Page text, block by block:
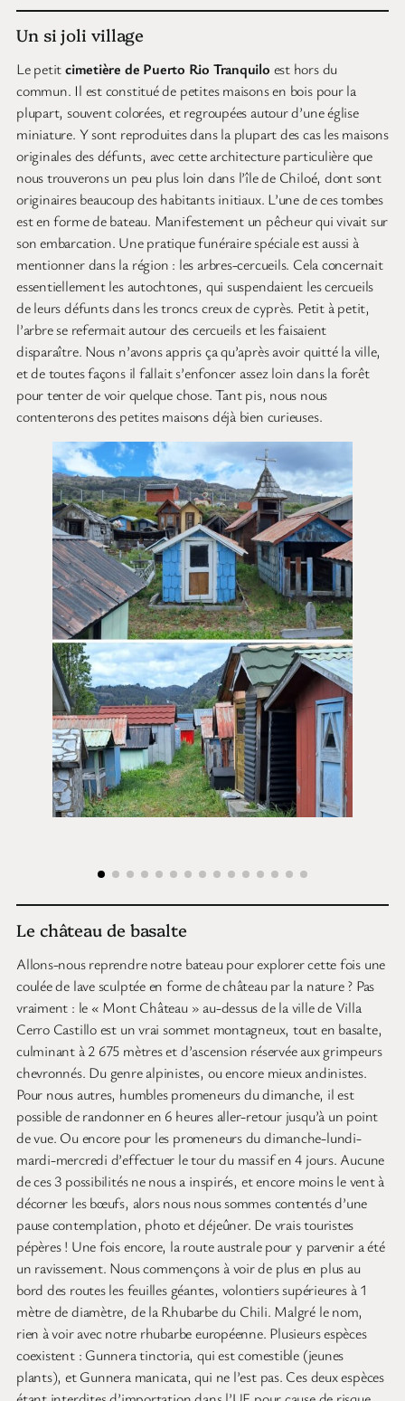
Un si joli village
Le petitcimetière de Puerto Rio Tranquilo est hors du
commun. Il est constitué de petites maisons en bois pour la
plupart, souvent colorées, et regroupées autour d’une église
miniature. Y sont reproduites dans la plupart des cas les maisons
originales des défunts, avec cette architecture particulière que
nous trouverons un peu plus loin dans l’île de Chiloé, dont sont
originaires beaucoup des habitants initiaux. L’une de ces tombes
est en forme de bateau. Manifestement un pêcheur qui vivait sur
son embarcation. Une pratique funéraire spéciale est aussi à
mentionner dans la région : les arbres-cercueils. Cela concernait
essentiellement les autochtones, qui suspendaient les cercueils
de leurs défunts dans les troncs creux de cyprès. Petit à petit,
l’arbre se refermait autour des cercueils et les faisaient
disparaître. Nous n’avons appris ça qu’après avoir quitté la ville,
et de toutes façons il fallait s’enfoncer assez loin dans la forêt
pour tenter de voir quelque chose. Tant pis, nous nous
contenterons des petites maisons déjà bien curieuses.
Le château de basalte
Allons-nous reprendre notre bateau pour explorer cette fois une
coulée de lave sculptée en forme de château par la nature ? Pas
vraiment : le « Mont Château » au-dessus de la ville de Villa
Cerro Castillo est un vrai sommet montagneux, tout en basalte,
culminant à 2 675 mètres et d’ascension réservée aux grimpeurs
chevronnés. Du genre alpinistes, ou encore mieux andinistes.
Pour nous autres, humbles promeneurs du dimanche, il est
possible de randonner en 6 heures aller-retour jusqu’à un point
de vue. Ou encore pour les promeneurs du dimanche-lundi-
mardi-mercredi d’effectuer le tour du massif en 4 jours. Aucune
de ces 3 possibilités ne nous a inspirés, et encore moins le vent à
décorner les bœufs, alors nous nous sommes contentés d’une
pause contemplation, photo et déjeûner. De vrais touristes
pépères ! Une fois encore, la route australe pour y parvenir a été
un ravissement. Nous commençons à voir de plus en plus au
bord des routes les feuilles géantes, volontiers supérieures à 1
mètre de diamètre, de la Rhubarbe du Chili. Malgré le nom,
rien à voir avec notre rhubarbe européenne. Plusieurs espèces
coexistent : Gunnera tinctoria, qui est comestible (jeunes
plants), et Gunnera manicata, qui ne l’est pas. Ces deux espèces